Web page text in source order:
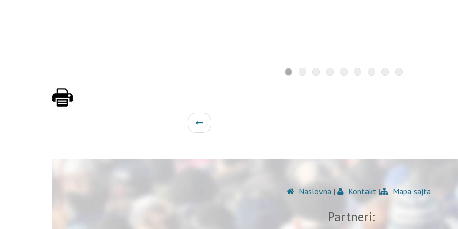
Naslovna | Kontakt | Mapa sajta
Partneri: